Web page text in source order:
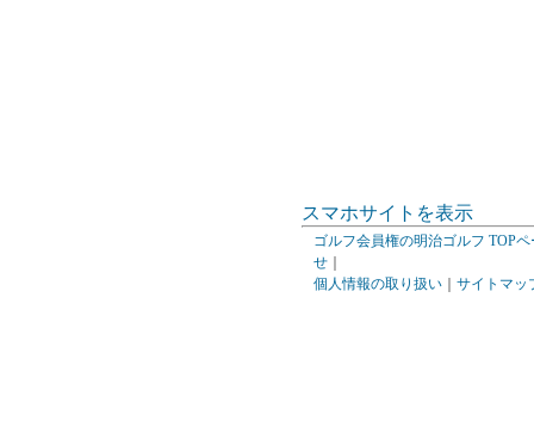
スマホサイトを表示
ゴルフ会員権の明治ゴルフ TOPペ
せ
個人情報の取り扱い
サイトマッ